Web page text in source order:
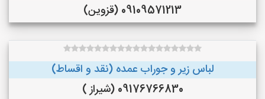
09109571213 (قزوین)
لباس زیر و جوراب عمده (نقد و اقساط)
09176766830 (شیراز )